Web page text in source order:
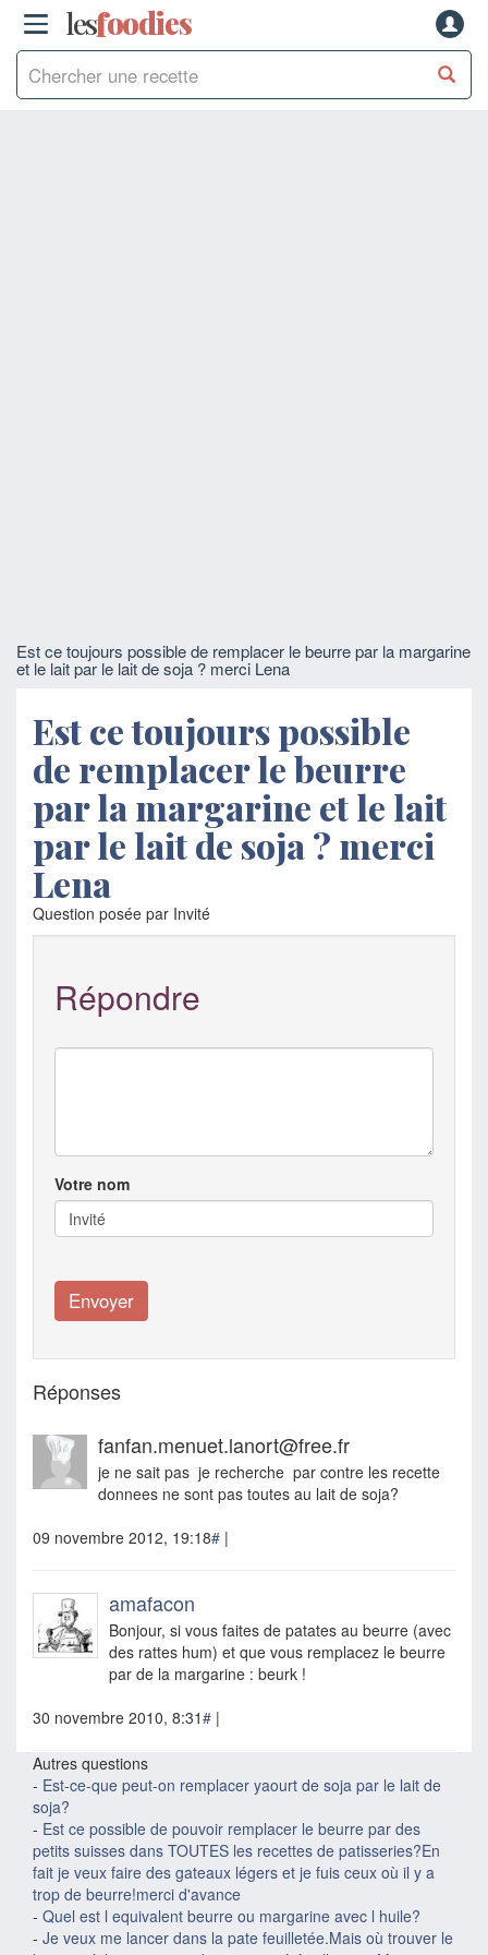
lesfoodies
Est ce toujours possible de remplacer le beurre par la margarine
et le lait par le lait de soja ? merci Lena
Est ce toujours possible
de remplacer le beurre
par la margarine et le lait
par le lait de soja ? merci
Lena
Question posée par Invité
Répondre
Votre nom
Réponses
fanfan.menuet.lanort@free.fr
je ne sait pas je recherche par contre les recette
donnees ne sont pas toutes au lait de soja?
09 novembre 2012, 19:18# |
amafacon
Bonjour, si vous faites de patates au beurre (avec
des rattes hum) et que vous remplacez le beurre
par de la margarine : beurk !
30 novembre 2010, 8:31# |
Autres questions
- Est-ce-que peut-on remplacer yaourt de soja par le lait de
soja?
- Est ce possible de pouvoir remplacer le beurre par des
petits suisses dans TOUTES les recettes de patisseries?En
fait je veux faire des gateaux légers et je fuis ceux où il y a
trop de beurre!merci d'avance
- Quel est l equivalent beurre ou margarine avec l huile?
- Je veux me lancer dans la pate feuilletée.Mais où trouver le